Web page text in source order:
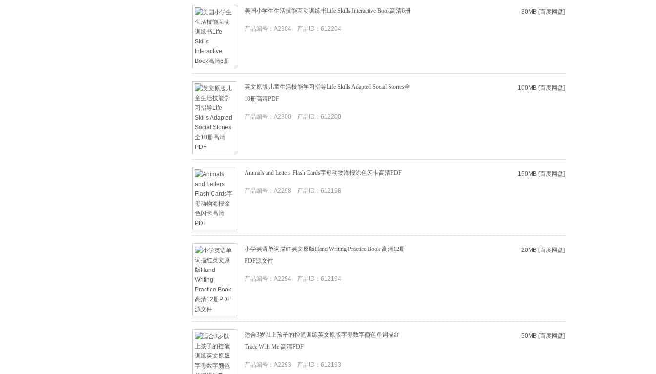
美国小学生生活技能互动训练书Life Skills Interactive Book高清6册
产品编号：A2304 产品ID：612204
30MB [百度网盘]
英文原版儿童生活技能学习指导Life Skills Adapted Social Stories全
10册高清PDF
产品编号：A2300 产品ID：612200
100MB [百度网盘]
Animals and Letters Flash Cards字母动物海报涂色闪卡高清PDF
产品编号：A2298 产品ID：612198
150MB [百度网盘]
小学英语单词描红英文原版Hand Writing Practice Book 高清12册
PDF源文件
产品编号：A2294 产品ID：612194
20MB [百度网盘]
适合3岁以上孩子的控笔训练英文原版字母数字颜色单词描红
Trace With Me 高清PDF
产品编号：A2293 产品ID：612193
50MB [百度网盘]